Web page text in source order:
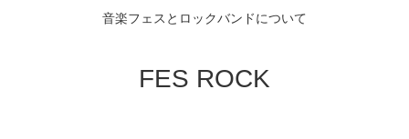
音楽フェスとロックバンドについて
FES ROCK